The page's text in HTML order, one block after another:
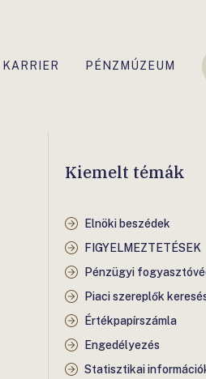
KARRIER PÉNZMÚZEUM
Kiemelt témák
Elnöki beszédek
FIGYELMEZTETÉSEK
Pénzügyi
Piaci szereplők
Értékpapírszámla
Engedélyezés
Statisztikai